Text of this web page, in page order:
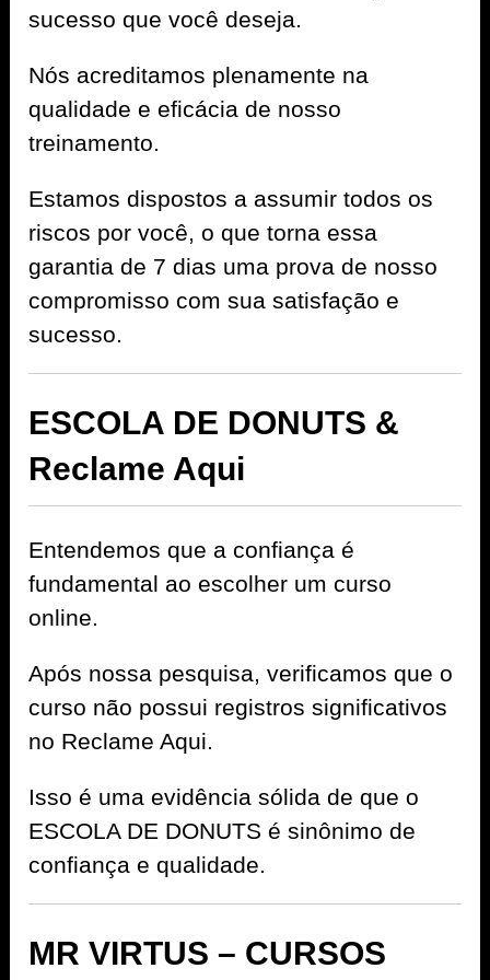
sucesso que você deseja.
Nós acreditamos plenamente na
qualidade e eficácia de nosso
treinamento.
Estamos dispostos a assumir todos os
riscos por você, o que torna essa
garantia de 7 dias uma prova de nosso
compromisso com sua satisfação e
sucesso.
ESCOLA DE DONUTS &
Reclame Aqui
Entendemos que a confiança é
fundamental ao escolher um curso
online.
Após nossa pesquisa, verificamos que o
curso não possui registros significativos
no Reclame Aqui.
Isso é uma evidência sólida de que o
ESCOLA DE DONUTS é sinônimo de
confiança e qualidade.
MR VIRTUS – CURSOS